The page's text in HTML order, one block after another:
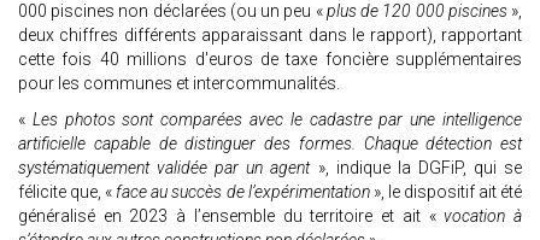
000 piscines non déclarées (ou un peu «plus de 120 000 piscines»,
deux chiffres différents apparaissant dans le rapport), rapportant
cette fois 40 millions d'euros de taxe foncière supplémentaires
pour les communes et intercommunalités.
« Les photos sont comparées avec le cadastre par une intelligence
artificielle capable de distinguer des formes. Chaque détection est
systématiquement validée par un agent », indique la DGFiP, qui se
félicite que, « face au succès de l’expérimentation», le dispositif ait été
généralisé en 2023 à l’ensemble du territoire et ait «vocation à